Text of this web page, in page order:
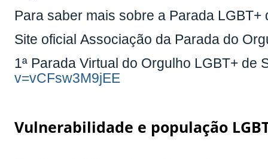
Para saber mais sobre a Parada
Site oficial Associação da Parada do
1ª Parada Virtual do Orgulho LGBT+ de
v=vCFsw3M9jEE
Vulnerabilidade e população